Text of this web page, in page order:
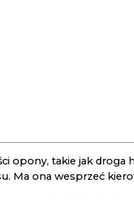
opony, takie jak droga
Ma ona wesprzeć